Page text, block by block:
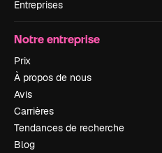
Entreprises
Notre entreprise
Prix
À propos de nous
Avis
Carrières
Tendances de recherche
Blog